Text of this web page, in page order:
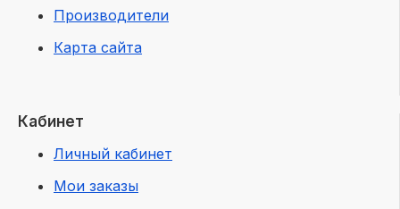
Производители
Карта сайта
Кабинет
Личный кабинет
Мои заказы